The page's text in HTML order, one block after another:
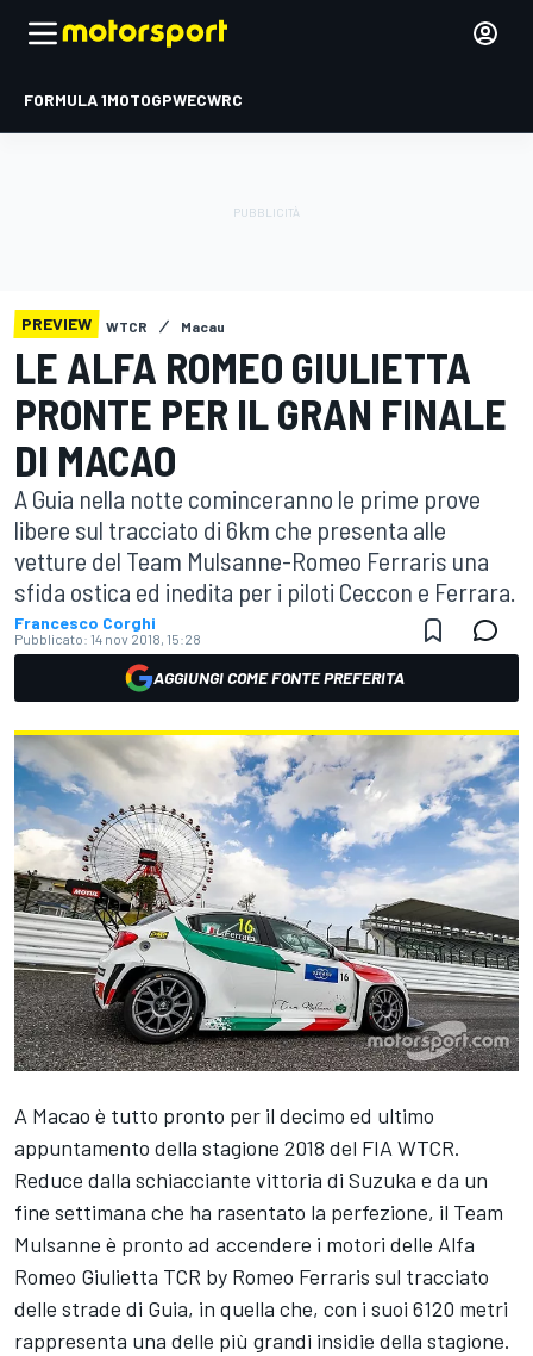
FORMULA 1MOTOGPWECWRC
PREVIEW WTCR Macau
LE ALFA ROMEO GIULIETTA
PRONTE PER IL GRAN FINALE
DI MACAO
A Guia nella notte cominceranno le prime prove
libere sul tracciato di 6km che presenta alle
vetture del Team Mulsanne-Romeo Ferraris una
sfida ostica ed inedita per i piloti Ceccon e Ferrara.
Francesco Corghi
Pubblicato: 14 nov 2018, 15:28
AGGIUNGI COME FONTE PREFERITA
A Macao è tutto pronto per il decimo ed ultimo
appuntamento della stagione 2018 del FIA WTCR.
Reduce dalla schiacciante vittoria di Suzuka e da un
fine settimana che ha rasentato la perfezione, il Team
Mulsanne è pronto ad accendere i motori delle Alfa
Romeo Giulietta TCR by Romeo Ferraris sul tracciato
delle strade di Guia, in quella che, con i suoi 6120 metri
rappresenta una delle più grandi insidie della stagione.